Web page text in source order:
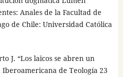
Anales de la Facultad de
de Chile: Universidad Católica
J. “Los laicos se abren un
de Teología 23